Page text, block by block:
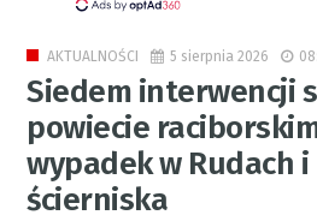
AKTUALNOŚCI 5 sierpnia 2026
Siedem interwencji
powiecie
wypadek w Rudach
ścierniska